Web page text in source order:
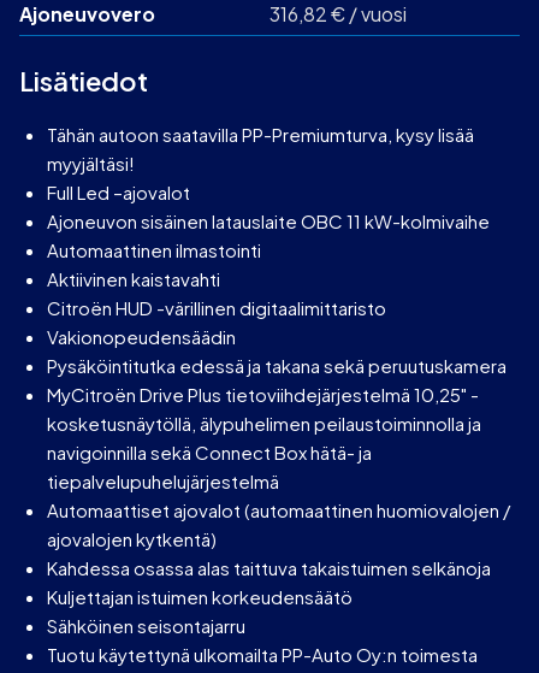
Ajoneuvovero
316,82 € / vuosi
Lisätiedot
Tähän autoon saatavilla PP-Premiumturva, kysy lisää
myyjältäsi!
Full Led –ajovalot
Ajoneuvon sisäinen latauslaite OBC 11 kW-kolmivaihe
Automaattinen ilmastointi
Aktiivinen kaistavahti
Citroën HUD -värillinen digitaalimittaristo
Vakionopeudensäädin
Pysäköintitutka edessä ja takana sekä peruutuskamera
MyCitroën Drive Plus tietoviihdejärjestelmä 10,25" -
kosketusnäytöllä, älypuhelimen peilaustoiminnolla ja
navigoinnilla sekä Connect Box hätä- ja
tiepalvelupuhelujärjestelmä
Automaattiset ajovalot (automaattinen huomiovalojen /
ajovalojen kytkentä)
Kahdessa osassa alas taittuva takaistuimen selkänoja
Kuljettajan istuimen korkeudensäätö
Sähköinen seisontajarru
Tuotu käytettynä ulkomailta PP-Auto Oy:n toimesta